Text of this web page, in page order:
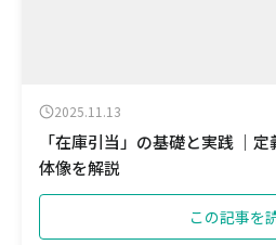
2025.11.13
「在庫引当」の基礎と実践 ｜
体像を解説
この記事を